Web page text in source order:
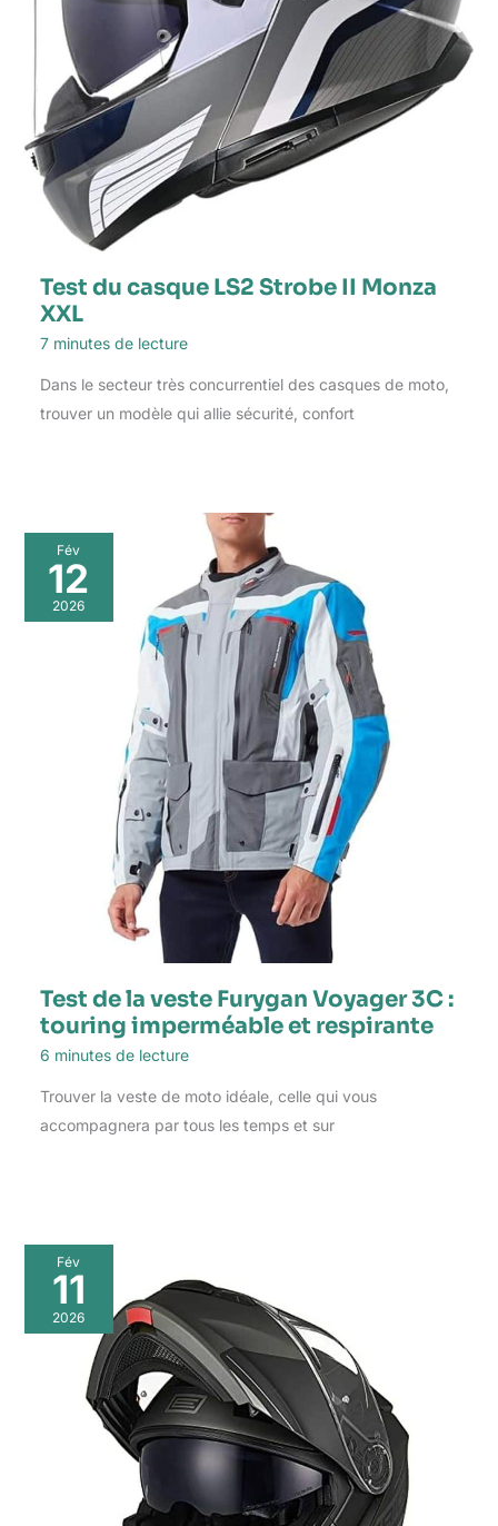
Test du casque LS2 Strobe II Monza
XXL
7 minutes de lecture
Dans le secteur très concurrentiel des casques de moto,
trouver un modèle qui allie sécurité, confort
Fév
12
2026
Test de la veste Furygan Voyager 3C :
touring imperméable et respirante
6 minutes de lecture
Trouver la veste de moto idéale, celle qui vous
accompagnera par tous les temps et sur
Fév
11
2026